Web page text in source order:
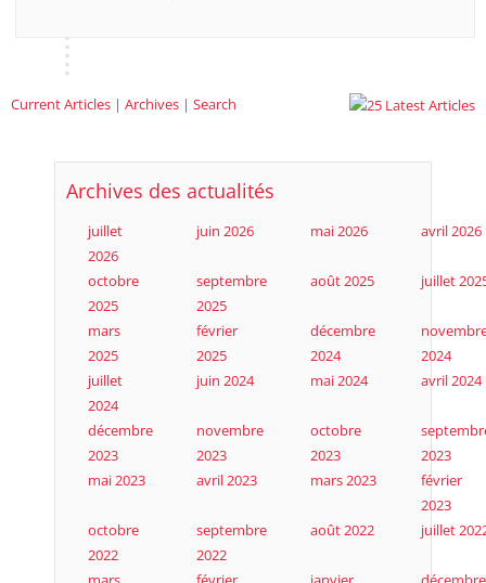
Current Articles | Archives | Search
Archives des actualités
juillet
2026
juin 2026 mai 2026 avril 2026
octobre
2025
septembre
2025
août 2025 juillet
mars
2025
février
2025
décembre
2024
2024
juillet
2024
juin 2024 mai 2024 avril 2024
décembre
2023
novembre
2023
octobre
2023
2023
mai 2023
avril 2023 mars 2023
février
2023
octobre
2022
septembre
2022
août 2022 juillet